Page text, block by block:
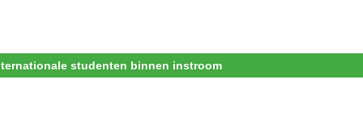
studenten binnen instroom